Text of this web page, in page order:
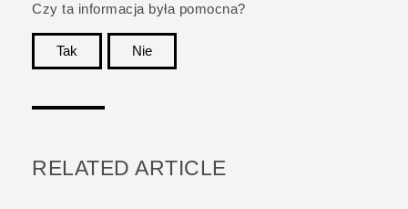
Czy ta informacja była pomocna?
Tak
Nie
RELATED ARTICLE